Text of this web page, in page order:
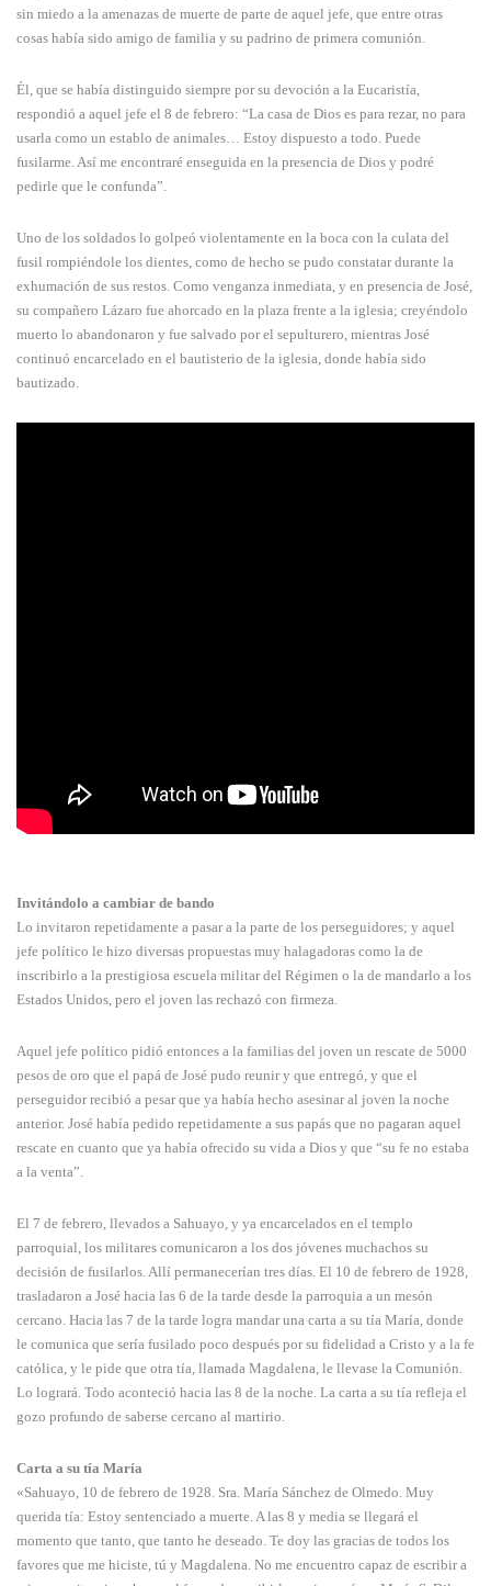
sin miedo a la amenazas de muerte de parte de aquel jefe, que entre otras
cosas había sido amigo de familia y su padrino de primera comunión.
Él, que se había distinguido siempre por su devoción a la Eucaristía,
respondió a aquel jefe el 8 de febrero: “La casa de Dios es para rezar, no para
usarla como un establo de animales… Estoy dispuesto a todo. Puede
fusilarme. Así me encontraré enseguida en la presencia de Dios y podré
pedirle que le confunda”.
Uno de los soldados lo golpeó violentamente en la boca con la culata del
fusil rompiéndole los dientes, como de hecho se pudo constatar durante la
exhumación de sus restos. Como venganza inmediata, y en presencia de José,
su compañero Lázaro fue ahorcado en la plaza frente a la iglesia; creyéndolo
muerto lo abandonaron y fue salvado por el sepulturero, mientras José
continuó encarcelado en el bautisterio de la iglesia, donde había sido
bautizado.
Invitándolo a cambiar de bando
Lo invitaron repetidamente a pasar a la parte de los perseguidores; y aquel
jefe político le hizo diversas propuestas muy halagadoras como la de
inscribirlo a la prestigiosa escuela militar del Régimen o la de mandarlo a los
Estados Unidos, pero el joven las rechazó con firmeza.
Aquel jefe político pidió entonces a la familias del joven un rescate de 5000
pesos de oro que el papá de José pudo reunir y que entregó, y que el
perseguidor recibió a pesar que ya había hecho asesinar al joven la noche
anterior. José había pedido repetidamente a sus papás que no pagaran aquel
rescate en cuanto que ya había ofrecido su vida a Dios y que “su fe no estaba
a la venta”.
El 7 de febrero, llevados a Sahuayo, y ya encarcelados en el templo
parroquial, los militares comunicaron a los dos jóvenes muchachos su
decisión de fusilarlos. Allí permanecerían tres días. El 10 de febrero de 1928,
trasladaron a José hacia las 6 de la tarde desde la parroquia a un mesón
cercano. Hacia las 7 de la tarde logra mandar una carta a su tía María, donde
le comunica que sería fusilado poco después por su fidelidad a Cristo y a la fe
católica, y le pide que otra tía, llamada Magdalena, le llevase la Comunión.
Lo logrará. Todo aconteció hacia las 8 de la noche. La carta a su tía refleja el
gozo profundo de saberse cercano al martirio.
Carta a su tía María
«Sahuayo, 10 de febrero de 1928. Sra. María Sánchez de Olmedo. Muy
querida tía: Estoy sentenciado a muerte. A las 8 y media se llegará el
momento que tanto, que tanto he deseado. Te doy las gracias de todos los
favores que me hiciste, tú y Magdalena. No me encuentro capaz de escribir a